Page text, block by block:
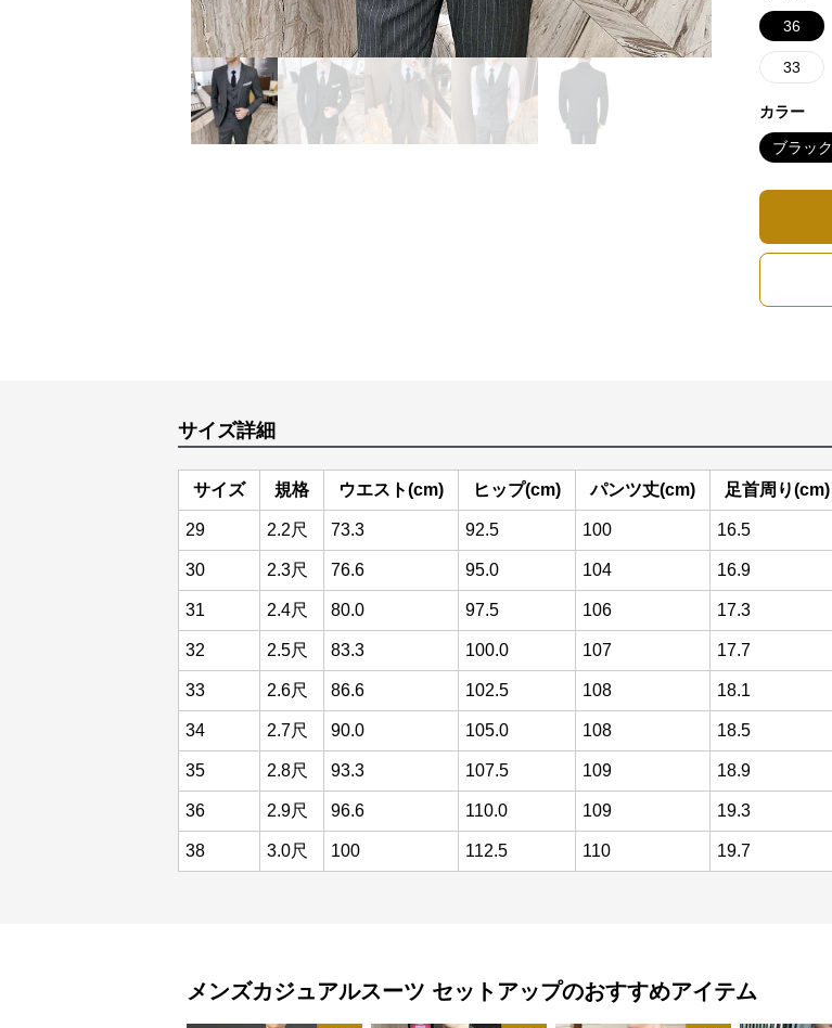
36
33
カラー
ブラック
サイズ詳細
サイズ 規格 ウエスト(cm) ヒップ(cm) パンツ丈(cm) 足首周り(cm)
29 2.2尺 73.3 92.5 100 16.5
30 2.3尺 76.6 95.0 104 16.9
31 2.4尺 80.0 97.5 106 17.3
32 2.5尺 83.3 100.0 107 17.7
33 2.6尺 86.6 102.5 108 18.1
34 2.7尺 90.0 105.0 108 18.5
35 2.8尺 93.3 107.5 109 18.9
36 2.9尺 96.6 110.0 109 19.3
38 3.0尺 100 112.5 110 19.7
メンズカジュアルスーツ セットアップのおすすめアイテム